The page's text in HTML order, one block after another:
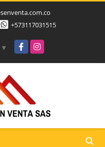
+573117031515
▼ FacebookInstagram